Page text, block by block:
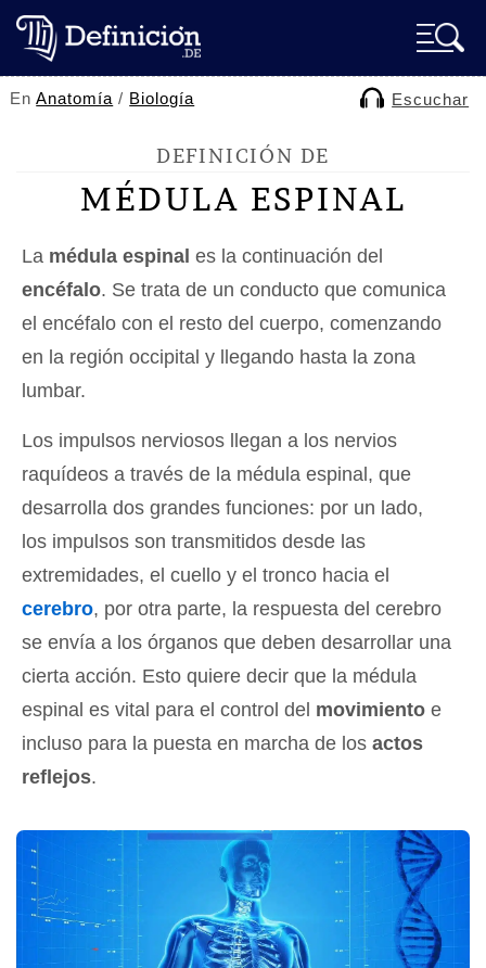
EnAnatomía / Biología Escuchar
DEFINICIÓN DE
MÉDULA ESPINAL
La médula espinal es la continuación del
encéfalo. Se trata de un conducto que comunica
el encéfalo con el resto del cuerpo, comenzando
en la región occipital y llegando hasta la zona
lumbar.
Los impulsos nerviosos llegan a los nervios
raquídeos a través de la médula espinal, que
desarrolla dos grandes funciones: por un lado,
los impulsos son transmitidos desde las
extremidades, el cuello y el tronco hacia el
cerebro, por otra parte, la respuesta del cerebro
se envía a los órganos que deben desarrollar una
cierta acción. Esto quiere decir que la médula
espinal es vital para el control del movimiento e
incluso para la puesta en marcha de los actos
reflejos.